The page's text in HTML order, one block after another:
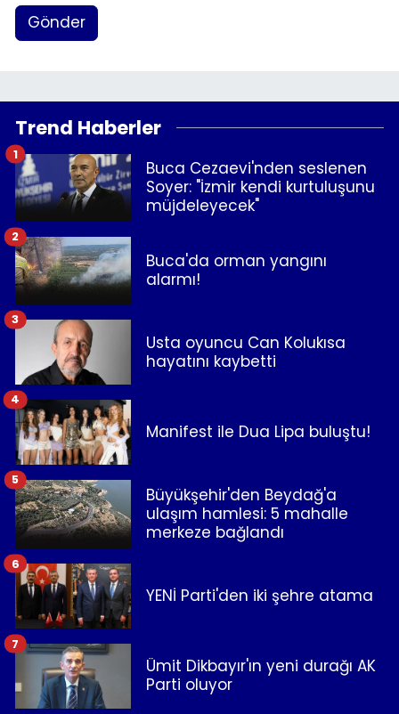
Gönder
Trend Haberler
Buca Cezaevi'nden seslenen
Soyer: "İzmir kendi kurtuluşunu
müjdeleyecek"
1
Buca'da orman yangını
alarmı!
2
Usta oyuncu Can Kolukısa
hayatını kaybetti
3
Manifest ile Dua Lipa buluştu!
4
Büyükşehir'den Beydağ'a
ulaşım hamlesi: 5 mahalle
merkeze bağlandı
5
YENİ Parti'den iki şehre atama
6
Ümit Dikbayır'ın yeni durağı AK
Parti oluyor
7